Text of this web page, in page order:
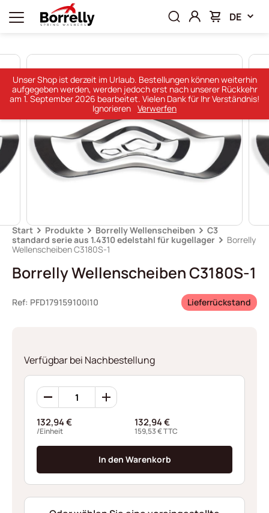
DE
Start Produkte Borrelly Wellenscheiben
C3
standard serie aus 1.4310 edelstahl für kugellager
Borrelly
Wellenscheiben C3180S-1
Borrelly Wellenscheiben C3180S-1
Ref: PFD179159100I10 Lieferrückstand
Verfügbar bei Nachbestellung
Borrelly
Wellenscheiben
1
Menge
132,94€
/Einheit
132,94€
159,53€TTC
In den Warenkorb
Unser Shop ist derzeit im Urlaub. Bestellungen können weiterhin
aufgegeben werden, werden jedoch erst nach unserer Rückkehr
am 1. September 2026 bearbeitet. Vielen Dank für Ihr Verständnis!
Ignorieren Verwerfen